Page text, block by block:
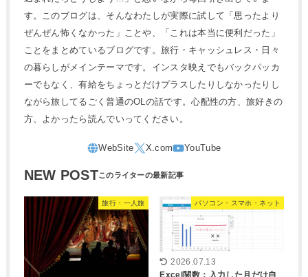
す。このブログは、そんなわたしが実際に試して「思ったより
ぜんぜん怖くなかった」ことや、「これは本当に便利だった」
ことをまとめているブログです。旅行・キャッシュレス・日々
の暮らしがメインテーマです。インスタ映えでもバックパッカ
ーでもなく、有給をちょっとだけプラスしたりしなかったりし
ながら旅してるごく普通のOLの話です。心配性の方、旅好きの
方、よかったら読んでいってください。
NEW POST
旅行・一人旅 パソコン・スマホ・ネット
2026.07.13
Excel関数：入力した月だけ自